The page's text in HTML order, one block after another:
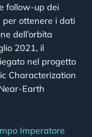
follow-up dei
per ottenere i dati
dell’orbita
2021, il
nel progetto
Characterization
Earth
Imperatore